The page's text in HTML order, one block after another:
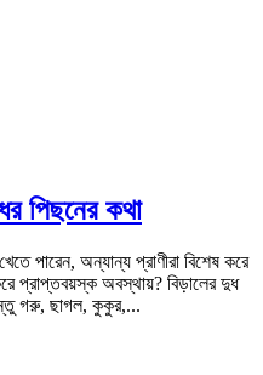
পিছনের কথা
পারেন, অন্যান্য প্রাণীরা বিশেষ করে
প্রাপ্তবয়স্ক অবস্থায়? বিড়ালের দুধ
গরু, ছাগল, কুকুর,...